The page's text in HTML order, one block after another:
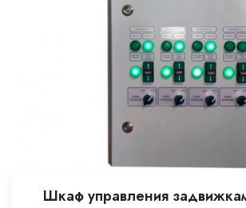
Шкаф управления